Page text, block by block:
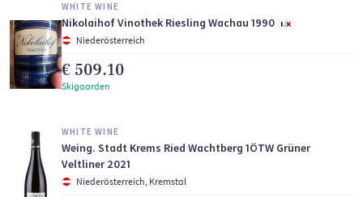
WHITE WINE
Nikolaihof Vinothek Riesling Wachau 1990
Niederösterreich
€ 509.10
Skigaarden
WHITE WINE
Weing. Stadt Krems Ried Wachtberg 1ÖTW Grüner
Veltliner 2021
Niederösterreich, Kremstal